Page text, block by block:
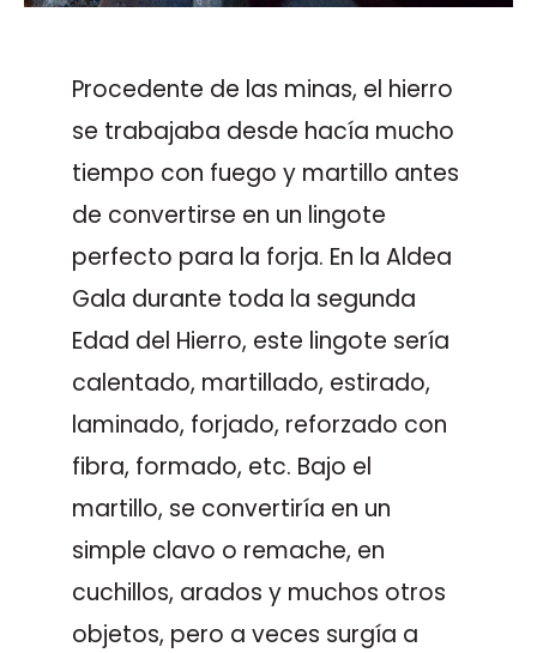
Procedente de las minas, el hierro
se trabajaba desde hacía mucho
tiempo con fuego y martillo antes
de convertirse en un lingote
perfecto para la forja. En la Aldea
Gala durante toda la segunda
Edad del Hierro, este lingote sería
calentado, martillado, estirado,
laminado, forjado, reforzado con
fibra, formado, etc. Bajo el
martillo, se convertiría en un
simple clavo o remache, en
cuchillos, arados y muchos otros
objetos, pero a veces surgía a